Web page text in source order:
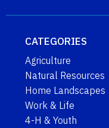
CATEGORIES
Agriculture
Natural Resources
Home Landscapes
Work & Life
4-H & Youth